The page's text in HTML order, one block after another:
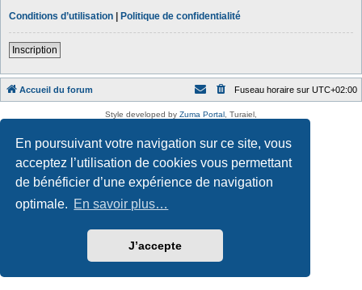
En poursuivant votre navigation sur ce site, vous
acceptez l’utilisation de cookies vous permettant
de bénéficier d’une expérience de navigation
optimale. En savoir plus…
J’accepte
Conditions d’utilisation | Politique de confidentialité
Inscription
Accueil du forum Fuseau horaire sur UTC+02:00
Style developed by Zuma Portal , Turaiel,
Traduction française officielle ©Qiaeru